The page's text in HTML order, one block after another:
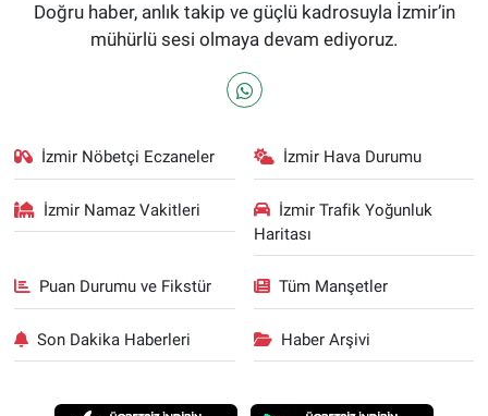
Doğru haber, anlık takip ve güçlü kadrosuyla İzmir’in
mühürlü sesi olmaya devam ediyoruz.
İzmir Nöbetçi Eczaneler İzmir Hava Durumu
İzmir Namaz Vakitleri
İzmir Trafik Yoğunluk
Haritası
Puan Durumu ve Fikstür Tüm Manşetler
Son Dakika Haberleri Haber Arşivi